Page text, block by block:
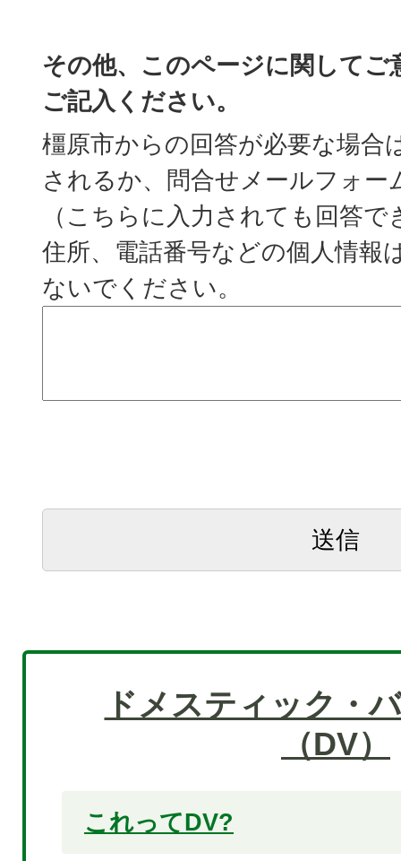
その他、このページに関してご
ご記入ください。
橿原市からの回答が必要な場合
されるか、問合せメールフォー
（こちらに入力されても回答
住所、電話番号などの個人情報
ないでください。
ドメスティック・
（DV）
これってDV?